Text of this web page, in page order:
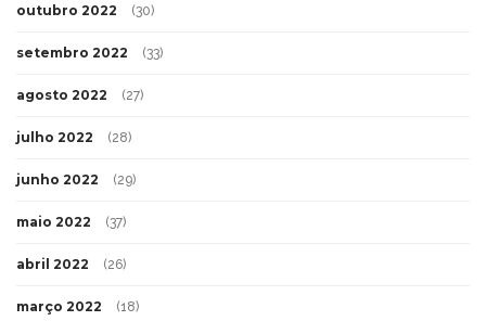
outubro 2022 (30)
setembro 2022 (33)
agosto 2022 (27)
julho 2022 (28)
junho 2022 (29)
maio 2022 (37)
abril 2022 (26)
março 2022 (18)